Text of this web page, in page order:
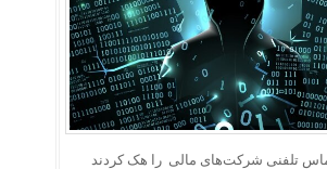
تلفنی شرکت‌های مالی را هک کردند